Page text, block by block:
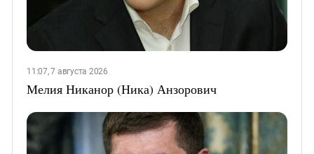
11:07, 7 августа 2026
Мелия Никанор (Ника) Анзорович